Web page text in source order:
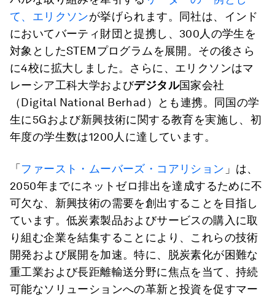
て、エリクソンが挙げられます。同社は、インド
においてバーティ財団と提携し、300人の学生を
対象としたSTEMプログラムを展開。その後さら
に4校に拡大しました。さらに、エリクソンはマ
レーシア工科大学およびデジタル国家会社
（Digital National Berhad）とも連携。同国の学
生に5Gおよび新興技術に関する教育を実施し、初
年度の学生数は1200人に達しています。
「 ファースト・ムーバーズ・コアリション 」は、
2050年までにネットゼロ排出を達成するために不
可欠な、新興技術の需要を創出することを目指し
ています。低炭素製品およびサービスの購入に取
り組む企業を結集することにより、これらの技術
開発および展開を加速。特に、脱炭素化が困難な
重工業および長距離輸送分野に焦点を当て、持続
可能なソリューションへの革新と投資を促すマー